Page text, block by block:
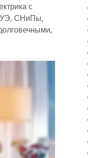
с
, СНиПы,